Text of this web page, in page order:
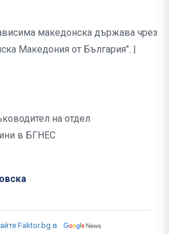
македонска държава чрез
Македония от България". |
на отдел
в БГНЕС
Faktor.bg в